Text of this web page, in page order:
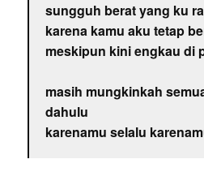
sungguh berat yang ku
karena kamu aku tetap
meskipun kini engkau di
masih mungkinkah
dahulu
karenamu selalu